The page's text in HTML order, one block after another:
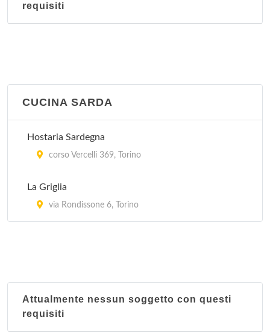
requisiti
CUCINA SARDA
Hostaria Sardegna
corso Vercelli 369, Torino
La Griglia
via Rondissone 6, Torino
Attualmente nessun soggetto con questi
requisiti